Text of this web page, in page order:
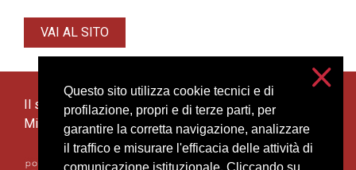
Questo sito utilizza cookie tecnici e di
profilazione, propri e di terze parti, per
garantire la corretta navigazione, analizzare
il traffico e misurare l'efficacia delle attività di
VAI AL SITO
Il sito è gestito e ospitato dall’Università degli Studi di
Milano